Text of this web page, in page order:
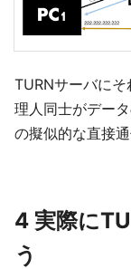
TURNサーバに
理人同士がデー
の擬似的な直接通
4 実際に
う